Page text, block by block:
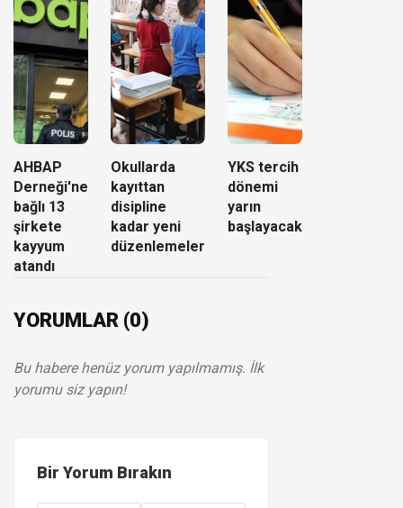
AHBAP
Derneği'ne
bağlı 13
şirkete
kayyum
atandı
Okullarda
kayıttan
disipline
kadar yeni
düzenlemeler
YKS tercih
dönemi
yarın
başlayacak
YORUMLAR (0)
Bu habere henüz yorum yapılmamış. İlk
yorumu siz yapın!
Bir Yorum Bırakın